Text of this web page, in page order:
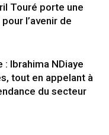
Touré porte une
l’avenir de
Ibrahima NDiaye
tout en appelant à
du secteur